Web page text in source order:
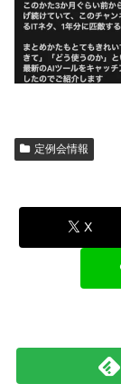
定例会情報
X